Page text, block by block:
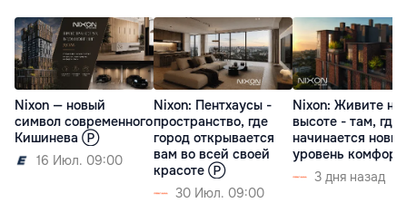
Nixon — новый
символ современного
Кишинева Ⓟ
16 Июл. 09:00
Nixon: Пентхаусы -
пространство, где
город открывается
вам во всей своей
красоте Ⓟ
30 Июл. 09:00
Nixon: Живите на
высоте - там, где
начинается новый
уровень
3 дня назад